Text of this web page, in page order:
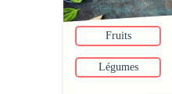
Fruits
Légumes